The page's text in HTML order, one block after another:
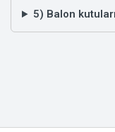
5) Balon